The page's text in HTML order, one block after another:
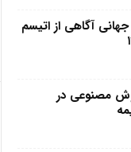
آگاهی از اتیسم
مصنوعی در